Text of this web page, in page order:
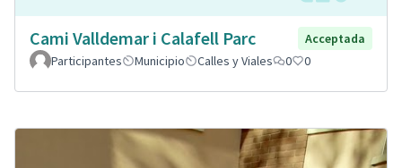
Cami Valldemar i Calafell Parc
Acceptada
Participantes
Municipio Calles y Viales 0 0